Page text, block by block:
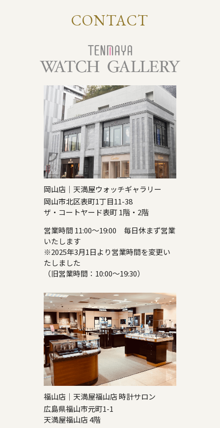
CONTACT
岡山店｜天満屋ウォッチギャラリー
岡山市北区表町1丁目11-38
ザ・コートヤード表町 1階・2階
営業時間 11:00～19:00 毎日休まず営業
いたします
※2025年3月1日より営業時間を変更い
たしました
（旧営業時間：10:00～19:30）
福山店｜天満屋福山店 時計サロン
広島県福山市元町1-1
天満屋福山店 4階